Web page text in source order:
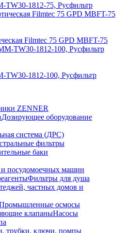
1812-75, Русфильтр
Filmtec 75 GPD MBFT-75
1812-100, Русфильтр
ZENNER
Дозирующее оборудование
система (ДРС)
фильтры
баки
посудомоечных машин
Фильтры для душа
частных домов и
осмосы
клапаныНасосы
трубки, ключи, помпы